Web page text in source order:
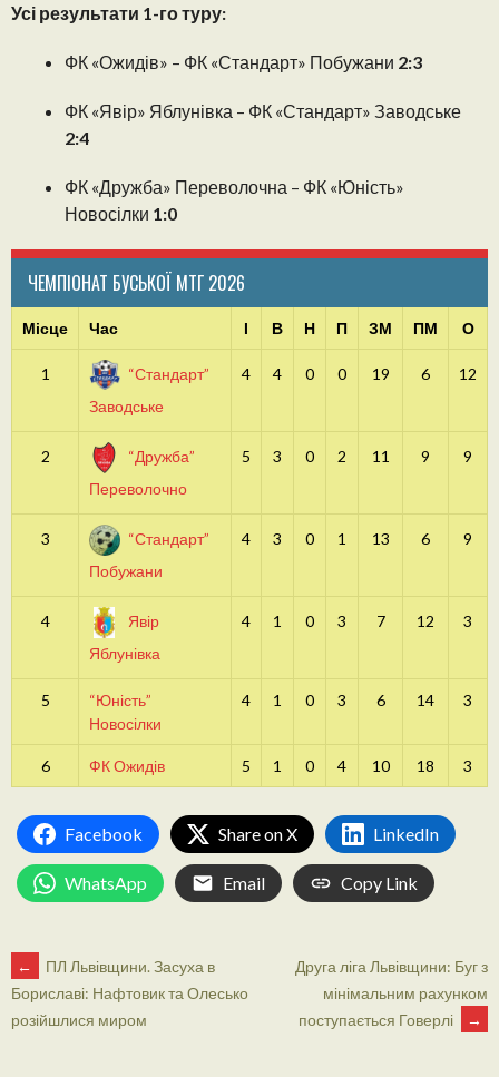
Усі результати 1-го туру:
ФК «Ожидів» – ФК «Стандарт» Побужани 2:3
ФК «Явір» Яблунівка – ФК «Стандарт» Заводське
2:4
ФК «Дружба» Переволочна – ФК «Юність»
Новосілки 1:0
ЧЕМПІОНАТ БУСЬКОЇ МТГ 2026
Місце Час І В Н П ЗМ ПМ О
1
“Стандарт”
Заводське
4 4 0 0 19 6 12
2
“Дружба”
Переволочно
5 3 0 2 11 9 9
3
“Стандарт”
Побужани
4 3 0 1 13 6 9
4
Явір
Яблунівка
4 1 0 3 7 12 3
5
“Юність”
Новосілки
4 1 0 3 6 14 3
6 ФК Ожидів 5 1 0 4 10 18 3
Facebook Share on X LinkedIn
WhatsApp Email Copy Link
POST
NAVIGATION
←
ПЛ Львівщини. Засуха в
Бориславі: Нафтовик та Олесько
розійшлися миром
Друга ліга Львівщини: Буг з
мінімальним рахунком
поступається Говерлі
→